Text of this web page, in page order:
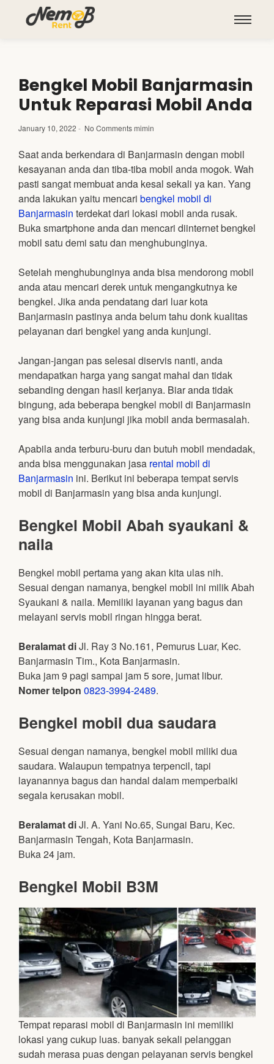
Bengkel Mobil Banjarmasin
Untuk Reparasi Mobil Anda
January 10, 2022 - No Commentsmimin
Saat anda berkendara di Banjarmasin dengan mobil
kesayanan anda dan tiba-tiba mobil anda mogok. Wah
pasti sangat membuat anda kesal sekali ya kan. Yang
anda lakukan yaitu mencari bengkel mobil di
Banjarmasin terdekat dari lokasi mobil anda rusak.
Buka smartphone anda dan mencari diinternet bengkel
mobil satu demi satu dan menghubunginya.
Setelah menghubunginya anda bisa mendorong mobil
anda atau mencari derek untuk mengangkutnya ke
bengkel. Jika anda pendatang dari luar kota
Banjarmasin pastinya anda belum tahu donk kualitas
pelayanan dari bengkel yang anda kunjungi.
Jangan-jangan pas selesai diservis nanti, anda
mendapatkan harga yang sangat mahal dan tidak
sebanding dengan hasil kerjanya. Biar anda tidak
bingung, ada beberapa bengkel mobil di Banjarmasin
yang bisa anda kunjungi jika mobil anda bermasalah.
Apabila anda terburu-buru dan butuh mobil mendadak,
anda bisa menggunakan jasa rental mobil di
Banjarmasin ini. Berikut ini beberapa tempat servis
mobil di Banjarmasin yang bisa anda kunjungi.
Bengkel Mobil Abah syaukani &
naila
Bengkel mobil pertama yang akan kita ulas nih.
Sesuai dengan namanya, bengkel mobil ini milik Abah
Syaukani & naila. Memiliki layanan yang bagus dan
melayani servis mobil ringan hingga berat.
Beralamat diJl. Ray 3 No.161, Pemurus Luar, Kec.
Banjarmasin Tim., Kota Banjarmasin.
Buka jam 9 pagi sampai jam 5 sore, jumat libur.
Nomer telpon 0823-3994-2489.
Bengkel mobil dua saudara
Sesuai dengan namanya, bengkel mobil miliki dua
saudara. Walaupun tempatnya terpencil, tapi
layanannya bagus dan handal dalam memperbaiki
segala kerusakan mobil.
Beralamat diJl. A. Yani No.65, Sungai Baru, Kec.
Banjarmasin Tengah, Kota Banjarmasin.
Buka 24 jam.
Bengkel Mobil B3M
Tempat reparasi mobil di Banjarmasin ini memiliki
lokasi yang cukup luas. banyak sekali pelanggan
sudah merasa puas dengan pelayanan servis bengkel